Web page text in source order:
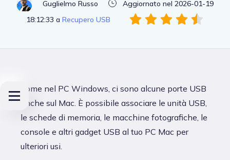
Guglielmo Russo
Aggiornato nel 2026-01-19
18:12:33 a Recupero USB
Come nel PC Windows, ci sono alcune porte USB
anche sul Mac. È possibile associare le unità USB,
le schede di memoria, le macchine fotografiche, le
console e altri gadget USB al tuo PC Mac per
ulteriori usi.